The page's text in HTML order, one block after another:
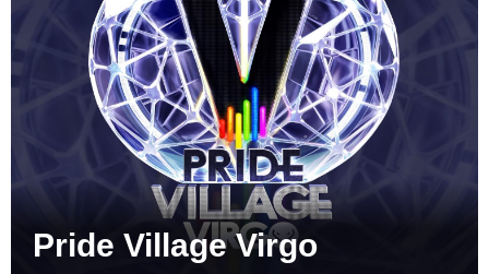
Pride Village Virgo